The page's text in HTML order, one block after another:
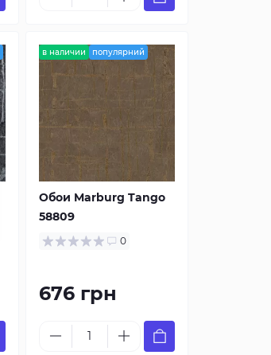
в наличии популярний
Обои Marburg Tango
58809
0
676 грн